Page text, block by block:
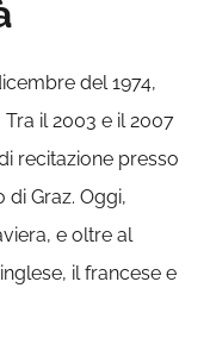
del 1974,
. Tra il 2003 e il 2007
recitazione presso
di Graz. Oggi,
e oltre al
il francese e